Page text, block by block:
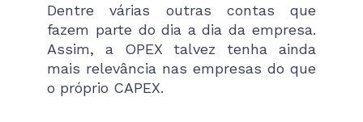
Dentre várias outras contas que
fazem parte do dia a dia da empresa.
Assim, a OPEX talvez tenha ainda
mais relevância nas empresas do que
o próprio CAPEX.